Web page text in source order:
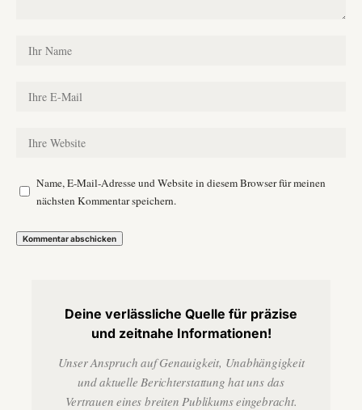
Name, E-Mail-Adresse und Website in diesem Browser für meinen
nächsten Kommentar speichern.
Deine verlässliche Quelle für präzise
und zeitnahe Informationen!
Unser Anspruch auf Genauigkeit, Unabhängigkeit
und aktuelle Berichterstattung hat uns das
Vertrauen eines breiten Publikums eingebracht.